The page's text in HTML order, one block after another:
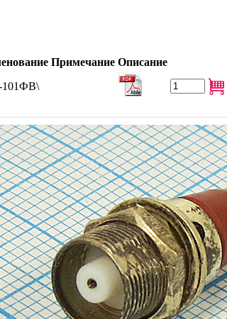
Примечание Описание
101ФВ\